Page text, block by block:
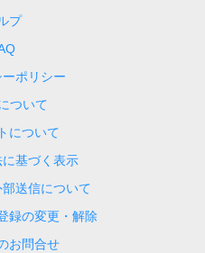
プ
ポリシー
ついて
について
基づく表示
送信について
録の変更・解除
お問合せ